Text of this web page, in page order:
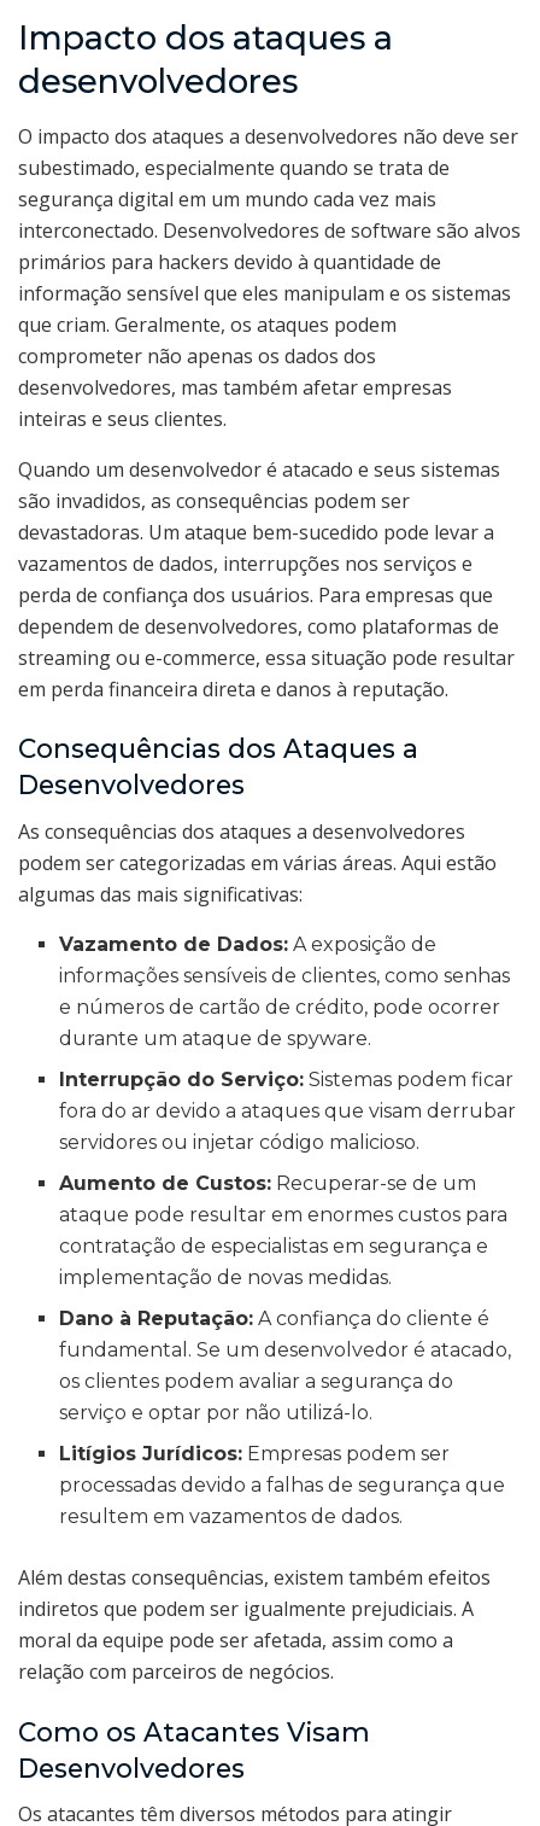
Impacto dos ataques a
desenvolvedores
O impacto dos ataques a desenvolvedores não deve ser
subestimado, especialmente quando se trata de
segurança digital em um mundo cada vez mais
interconectado. Desenvolvedores de software são alvos
primários para hackers devido à quantidade de
informação sensível que eles manipulam e os sistemas
que criam. Geralmente, os ataques podem
comprometer não apenas os dados dos
desenvolvedores, mas também afetar empresas
inteiras e seus clientes.
Quando um desenvolvedor é atacado e seus sistemas
são invadidos, as consequências podem ser
devastadoras. Um ataque bem-sucedido pode levar a
vazamentos de dados, interrupções nos serviços e
perda de confiança dos usuários. Para empresas que
dependem de desenvolvedores, como plataformas de
streaming ou e-commerce, essa situação pode resultar
em perda financeira direta e danos à reputação.
Consequências dos Ataques a
Desenvolvedores
As consequências dos ataques a desenvolvedores
podem ser categorizadas em várias áreas. Aqui estão
algumas das mais significativas:
Vazamento de Dados: A exposição de
informações sensíveis de clientes, como senhas
e números de cartão de crédito, pode ocorrer
durante um ataque de spyware.
Interrupção do Serviço: Sistemas podem ficar
fora do ar devido a ataques que visam derrubar
servidores ou injetar código malicioso.
Aumento de Custos: Recuperar-se de um
ataque pode resultar em enormes custos para
contratação de especialistas em segurança e
implementação de novas medidas.
Dano à Reputação: A confiança do cliente é
fundamental. Se um desenvolvedor é atacado,
os clientes podem avaliar a segurança do
serviço e optar por não utilizá-lo.
Litígios Jurídicos: Empresas podem ser
processadas devido a falhas de segurança que
resultem em vazamentos de dados.
Além destas consequências, existem também efeitos
indiretos que podem ser igualmente prejudiciais. A
moral da equipe pode ser afetada, assim como a
relação com parceiros de negócios.
Como os Atacantes Visam
Desenvolvedores
Os atacantes têm diversos métodos para atingir